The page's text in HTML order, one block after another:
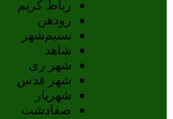
رباط کریم
رودهن
نسيم‌شهر
شاهد
شهر ری
شهر قدس
شهریار
صفادشت